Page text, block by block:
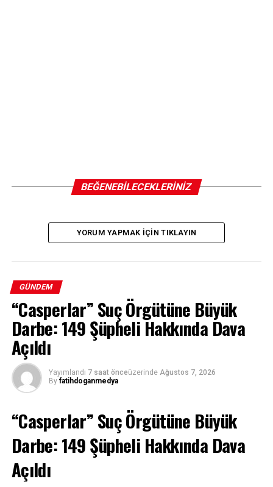
BEĞENEBILECEKLERINIZ
YORUM YAPMAK IÇIN TIKLAYIN
GÜNDEM
“Casperlar” Suç Örgütüne Büyük
Darbe: 149 Şüpheli Hakkında Dava
Açıldı
Yayımlandı 7 saat önceüzerinde Ağustos 7, 2026
By fatihdoganmedya
“Casperlar” Suç Örgütüne Büyük
Darbe: 149 Şüpheli Hakkında Dava
Açıldı